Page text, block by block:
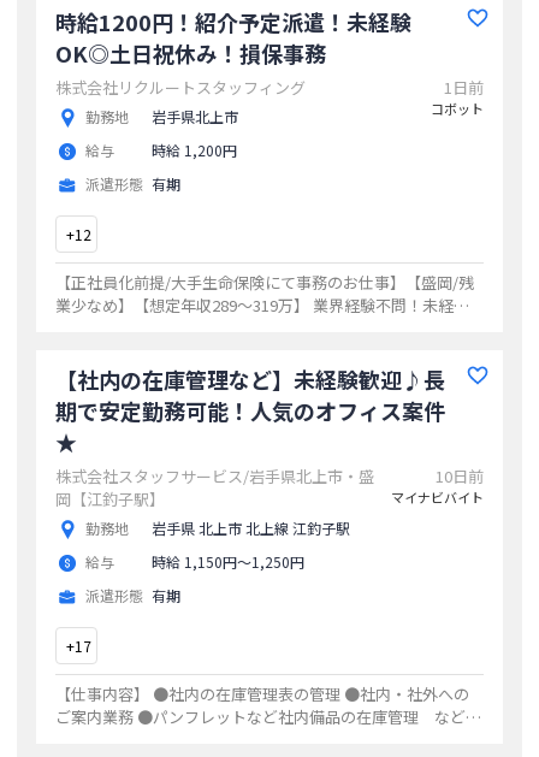
時給1200円！紹介予定派遣！未経験
OK◎土日祝休み！損保事務
株式会社リクルートスタッフィング
勤務地
岩手県北上市
給与
時給 1,200円
派遣形態 有期
1日前
コボット
+12
【正社員化前提/大手生命保険にて事務のお仕事】【盛岡/残
業少なめ】【想定年収289～319万】 業界経験不問！未経験
【社内の在庫管理など】未経験歓迎♪長
期で安定勤務可能！人気のオフィス案件
★
株式会社スタッフサービス/岩手県北上市・盛
岡【江釣子駅】
勤務地
岩手県 北上市 北上線 江釣子駅
給与
時給 1,150円〜1,250円
派遣形態 有期
10日前
マイナビバイト
+17
【仕事内容】 ●社内の在庫管理表の管理 ●社内・社外への
ご案内業務 ●パンフレットなど社内備品の在庫管理 など